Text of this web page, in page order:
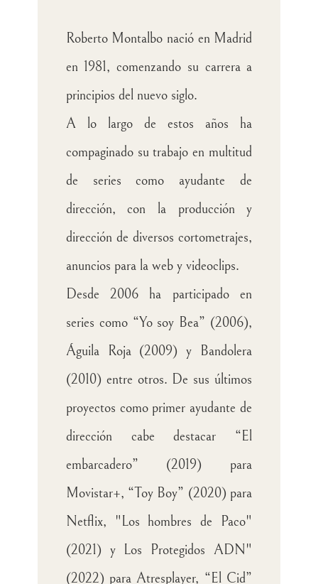
Roberto Montalbo nació en Madrid
en 1981, comenzando su carrera a
principios del nuevo siglo.
A lo largo de estos años ha
compaginado su trabajo en multitud
de series como ayudante de
dirección, con la producción y
dirección de diversos cortometrajes,
anuncios para la web y videoclips.
Desde 2006 ha participado en
series como “Yo soy Bea” (2006),
Águila Roja (2009) y Bandolera
(2010) entre otros. De sus últimos
proyectos como primer ayudante de
dirección cabe destacar “El
embarcadero” (2019) para
Movistar+, “Toy Boy” (2020) para
Netflix, "Los hombres de Paco"
(2021) y Los Protegidos ADN"
(2022) para Atresplayer, “El Cid”